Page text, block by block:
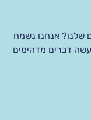
שלנו? אנחנו נשמח
דברים מדהימים